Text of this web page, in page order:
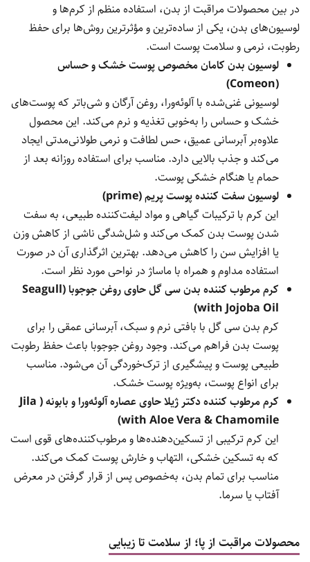
در بین محصولات مراقبت از بدن، استفاده منظم از کرم‌ها و
لوسیون‌های بدن، یکی از ساده‌ترین و مؤثرترین روش‌ها برای حفظ
رطوبت، نرمی و سلامت پوست است.
لوسیون بدن کامان مخصوص پوست خشک و حساس
(Comeon)
لوسیونی غنی‌شده با آلوئه‌ورا، روغن آرگان و شی‌باتر که پوست‌های
خشک و حساس را به‌خوبی تغذیه و نرم می‌کند. این محصول
علاوه‌بر آبرسانی عمیق، حس لطافت و نرمی طولانی‌مدتی ایجاد
می‌کند و جذب بالایی دارد. مناسب برای استفاده روزانه بعد از
حمام یا هنگام خشکی پوست.
لوسیون سفت کننده پوست پریم (prime)
این کرم با ترکیبات گیاهی و مواد لیفت‌کننده طبیعی، به سفت
شدن پوست بدن کمک می‌کند و شل‌شدگی ناشی از کاهش وزن
یا افزایش سن را کاهش می‌دهد. بهترین اثرگذاری آن در صورت
استفاده مداوم و همراه با ماساژ در نواحی مورد نظر است.
کرم مرطوب کننده بدن سی گل حاوی روغن جوجوبا (Seagull
with Jojoba Oil)
کرم بدن سی گل با بافتی نرم و سبک، آبرسانی عمقی را برای
پوست بدن فراهم می‌کند. وجود روغن جوجوبا باعث حفظ رطوبت
طبیعی پوست و پیشگیری از ترک‌خوردگی آن می‌شود. مناسب
برای انواع پوست، به‌ویژه پوست خشک.
کرم مرطوب کننده دکتر ژیلا حاوی عصاره آلوئه‌ورا و بابونه ( Jila
with Aloe Vera & Chamomile)
این کرم ترکیبی از تسکین‌دهنده‌ها و مرطوب‌کننده‌های قوی است
که به تسکین خشکی، التهاب و خارش پوست کمک می‌کند.
مناسب برای تمام بدن، به‌خصوص پس از قرار گرفتن در معرض
آفتاب یا سرما.
محصولات مراقبت از پا؛ از سلامت تا زیبایی